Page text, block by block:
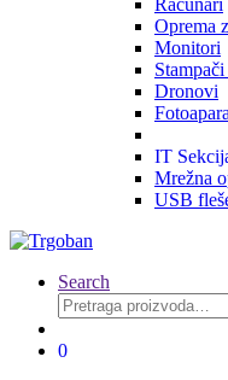
Računari
Oprema
Monitori
Dronovi
IT
Mrežna
USB
Search
Pretraga
za:
0